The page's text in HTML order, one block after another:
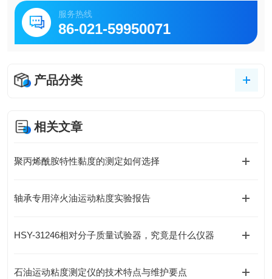
服务热线
86-021-59950071
产品分类
相关文章
聚丙烯酰胺特性黏度的测定如何选择
轴承专用淬火油运动粘度实验报告
HSY-31246相对分子质量试验器，究竟是什么仪器
石油运动粘度测定仪的技术特点与维护要点